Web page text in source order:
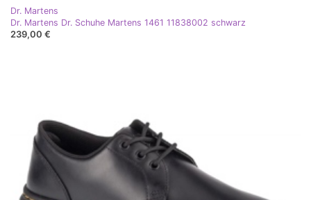
Dr. Martens
Dr. Martens Dr. Schuhe Martens 1461 11838002 schwarz
239,00 €